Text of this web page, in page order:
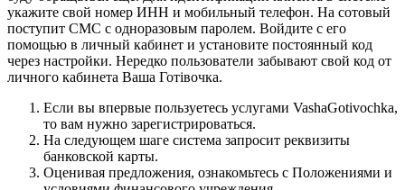
укажите свой номер ИНН и мобильный телефон. На сотовый
поступит СМС с одноразовым паролем. Войдите с его
помощью в личный кабинет и установите постоянный код
через настройки. Нередко пользователи забывают свой код от
личного кабинета Ваша Готівочка.
Если вы впервые пользуетесь услугами VashaGotivochka,
то вам нужно зарегистрироваться.
На следующем шаге система запросит реквизиты
банковской карты.
Оценивая предложения, ознакомьтесь с Положениями и